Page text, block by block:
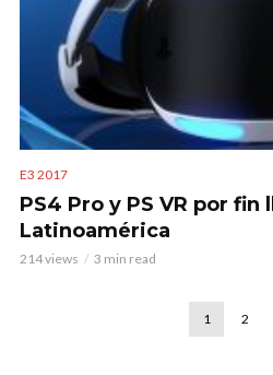
E3 2017
PS4 Pro y PS VR por fin
Latinoamérica
214 views 3 min read
1 2